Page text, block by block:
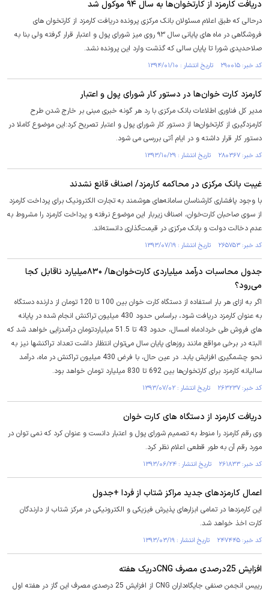
دریافت کارمزد از کارتخوان‌ها به سال ۹۴ موکول شد
درحالی که طبق اعلام مسئولان بانک مرکزی پرونده دریافت کارمزد از کارتخوان های
فروشگاهی در ماه های پایانی سال ۹۳ روی میز شورای پول و اعتبار قرار گرفته ولی بنا به
صلاحدیدی شورا تا پایان سالی که گذشت وارد این پرونده نشد.
کد خبر: ۲۹۰۰۱۵ تاریخ انتشار : ۱۳۹۴/۰۱/۱۰
کارمزد کارت خوان‌ها در دستور کار شورای پول و اعتبار
مدیر کل فناوری اطلاعات بانک مرکزی با رد هر گونه خبری مبنی بر خارج شدن طرح
کارمزدگیری از کارتخوان‌ها از دستور کار شورای پول و اعتبار تصریح کرد:این موضوع کاملا در
دستور کار قرار داشته و در ایام آتی بررسی می شود.
کد خبر: ۲۸۰۳۶۷ تاریخ انتشار : ۱۳۹۳/۱۰/۲۹
غیبت بانک مرکزی در محاکمه کارمزد/ اصناف قانع نشدند
با وجود پافشاری کارشناسان سامانه‌های هوشمند به تجارت الکترونیک برای پرداخت کارمزد
از سوی صاحبان کارت‌خوان، اصناف زیربار این موضوع نرفته و پرداخت کارمزد را مشروط به
عدم دخالت دولت و بانک مرکزی در قیمت‌گذاری دانسته‌اند.
کد خبر: ۲۶۵۷۵۳ تاریخ انتشار : ۱۳۹۳/۰۷/۱۹
جدول محاسبات درآمد میلیاردی کارت‌خوان‌ها/ ۸۳۰میلیارد ناقابل کجا
می‌رود؟
اگر به ازای هر بار استفاده از دستگاه کارت خوان بین 100 تا 120 تومان از دارنده دستگاه
به عنوان کارمزد دریافت شود، براساس حدود 430 میلیون تراکنش انجام شده در پایانه
های فروش طی خردادماه امسال، حدود 43 تا 51.5 میلیاردتومان درآمدزایی خواهد شد که
البته در برخی مواقع مانند روزهای پایان سال می‌توان انتظار داشت تعداد تراکنشها نیز به
نحو چشمگیری افزایش یابد. در عین حال، با فرض 430 میلیون تراکنش در ماه، درآمد
سالیانه کارمزد برای کارتخوان‌ها بین 692 تا 830 میلیارد تومان خواهد بود.
کد خبر: ۲۶۳۲۳۷ تاریخ انتشار : ۱۳۹۳/۰۷/۰۲
دریافت کارمزد از دستگاه های کارت خوان
وی رقم کارمزد را منوط به تصمیم شورای پول و اعتبار دانست و عنوان کرد که نمی توان در
مورد رقم آن به طور قطعی اعلام نظر کرد.
کد خبر: ۲۶۱۸۳۳ تاریخ انتشار : ۱۳۹۳/۰۶/۲۴
اعمال کارمزدهای جدید مراکز شتاب از فردا +جدول
این کارمزدها در تمامی ابزارهای پذیرش فیزیکی و الکترونیکی در مرکز شتاب از دارندگان
کارت اخذ خواهد شد.
کد خبر: ۲۴۷۴۴۵ تاریخ انتشار : ۱۳۹۳/۰۳/۱۹
افزایش 25درصدی مصرف CNGدریک هفته
رییس انجمن صنفی‌ جایگاه‌داران CNG از افزایش 25 درصدی مصرف این گاز در هفته اول